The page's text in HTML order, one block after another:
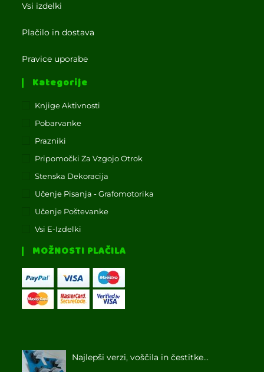
Vsi izdelki
Plačilo in dostava
Pravice uporabe
Kategorije
Knjige Aktivnosti
Pobarvanke
Prazniki
Pripomočki Za Vzgojo Otrok
Stenska Dekoracija
Učenje Pisanja - Grafomotorika
Učenje Poštevanke
Vsi E-Izdelki
MOŽNOSTI PLAČILA
Najlepši verzi, voščila in čestitke...